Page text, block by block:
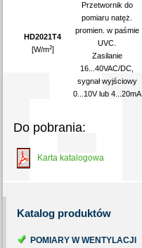
HD2021T4
[W/m2]
Przetwornik do
pomiaru natęż.
promien. w paśmie
UVC.
Zasilanie
16...40VAC/DC,
sygnał wyjściowy
0...10V lub 4...20mA
Do pobrania:
Karta katalogowa
Katalog produktów
POMIARY W WENTYLACJI